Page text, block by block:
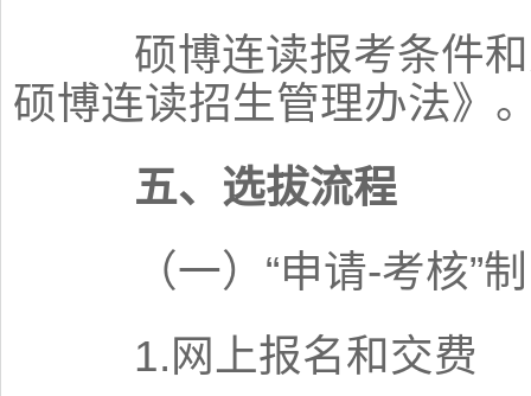
硕博连读报考条件和
硕博连读招生管理办法》
五、选拔流程
（一）“申请-考核”制
1.网上报名和交费